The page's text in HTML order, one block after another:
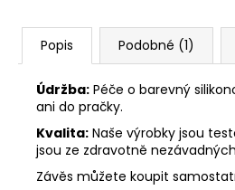
Popis Podobné (1)
Údržba: Péče o barevný
ani do pračky.
Kvalita: Naše výrobky jsou
jsou ze zdravotně
Závěs můžete koupit